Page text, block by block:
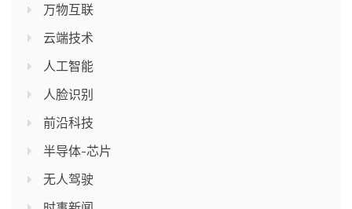
万物互联
云端技术
人工智能
人脸识别
前沿科技
半导体-芯片
无人驾驶